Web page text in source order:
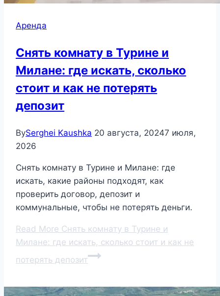
Аренда
Снять комнату в Турине и
Милане: где искать, сколько
стоит и как не потерять
депозит
BySerghei Kaushka 20 августа, 20247 июля,
2026
Снять комнату в Турине и Милане: где
искать, какие районы подходят, как
проверить договор, депозит и
коммунальные, чтобы не потерять деньги.
Read More Снять комнату в Турине и
Милане: где искать, сколько стоит и как не
потерять депозит